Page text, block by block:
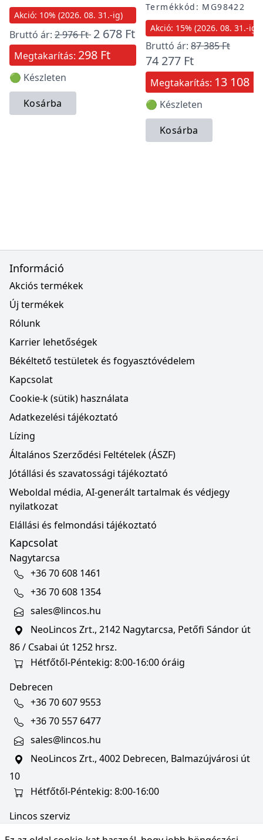
Akció: 10% (2026. 08. 31.-ig)
Bruttó ár: 2 976 Ft 2 678 Ft
Megtakarítás: 298 Ft
🟢 Készleten
Kosárba
Termékkód: MG98422
Akció: 15% (2026. 08. 31.-ig)
Bruttó ár: 87 385 Ft
74 277 Ft
Megtakarítás: 13 108 Ft
🟢 Készleten
Kosárba
Információ
Akciós termékek
Új termékek
Rólunk
Karrier lehetőségek
Békéltető testületek és fogyasztóvédelem
Kapcsolat
Cookie-k (sütik) használata
Adatkezelési tájékoztató
Lízing
Általános Szerződési Feltételek (ÁSZF)
Jótállási és szavatossági tájékoztató
Weboldal média, AI-generált tartalmak és védjegy
nyilatkozat
Elállási és felmondási tájékoztató
Kapcsolat
Nagytarcsa
+36 70 608 1461
+36 70 608 1354
sales@lincos.hu
NeoLincos Zrt., 2142 Nagytarcsa, Petőfi Sándor út
86 / Csabai út 1252 hrsz.
Hétfőtől-Péntekig: 8:00-16:00 óráig
Debrecen
+36 70 607 9553
+36 70 557 6477
sales@lincos.hu
NeoLincos Zrt., 4002 Debrecen, Balmazújvárosi út
10
Hétfőtől-Péntekig: 8:00-16:00
Lincos szerviz